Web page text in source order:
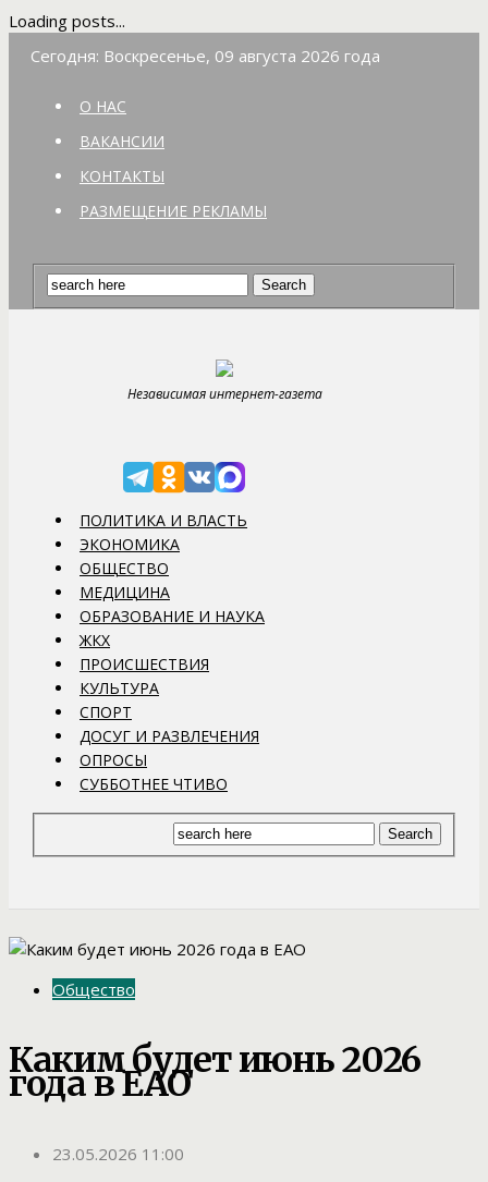
Loading posts...
Сегодня: Воскресенье, 09 августа 2026 года
О НАС
ВАКАНСИИ
КОНТАКТЫ
РАЗМЕЩЕНИЕ РЕКЛАМЫ
Независимая интернет-газета
ПОЛИТИКА И ВЛАСТЬ
ЭКОНОМИКА
ОБЩЕСТВО
МЕДИЦИНА
ОБРАЗОВАНИЕ И НАУКА
ЖКХ
ПРОИСШЕСТВИЯ
КУЛЬТУРА
СПОРТ
ДОСУГ И РАЗВЛЕЧЕНИЯ
ОПРОСЫ
СУББОТНЕЕ ЧТИВО
Общество
Каким будет июнь 2026
года в ЕАО
23.05.2026 11:00